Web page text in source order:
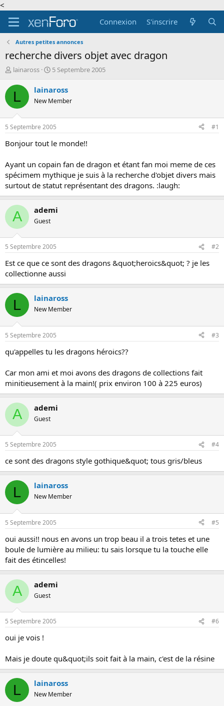
<
Connexion
S'inscrire
Autres petites annonces
recherche divers objet avec dragon
A
t
r
d
e
l
i
s
c
u
s
s
i
o
n
lainaross
D
t
d
d
é
b
5 Septembre 2005
L lainaross
New Member
5 Septembre 2005 #1
Bonjour tout le monde!!
Ayant un copain fan de dragon et étant fan moi meme de ces
spécimem mythique je suis à la recherche d'objet divers mais
surtout de statut représentant des dragons. :laugh:
A ademi
Guest
5 Septembre 2005 #2
Est ce que ce sont des dragons &quot;heroics&quot; ? je les
collectionne aussi
L lainaross
New Member
5 Septembre 2005 #3
qu'appelles tu les dragons héroics??
Car mon ami et moi avons des dragons de collections fait
minitieusement à la main!( prix environ 100 à 225 euros)
A ademi
Guest
5 Septembre 2005 #4
ce sont des dragons style gothique&quot; tous gris/bleus
L lainaross
New Member
5 Septembre 2005 #5
oui aussi!! nous en avons un trop beau il a trois tetes et une
boule de lumière au milieu: tu sais lorsque tu la touche elle
fait des étincelles!
A ademi
Guest
5 Septembre 2005 #6
oui je vois !
Mais je doute qu&quot;ils soit fait à la main, c'est de la résine
L lainaross
New Member